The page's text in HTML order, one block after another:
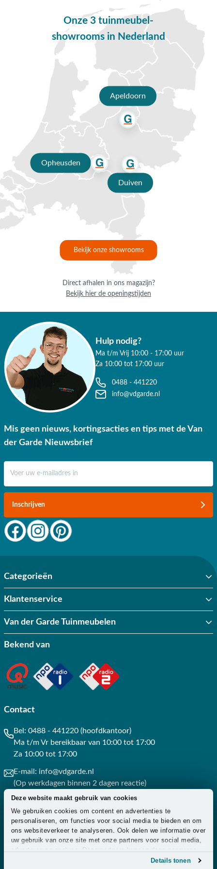
Deze website maakt gebruik van cookies
We gebruiken cookies om content en advertenties te
personaliseren, om functies voor social media te bieden en om
ons websiteverkeer te analyseren. Ook delen we informatie over
uw gebruik van onze site met onze partners voor social media,
adverteren en analyse. Deze partners kunnen deze gegevens
combineren met andere informatie die u aan ze heeft verstrekt
Details tonen
Opheusden, Duiven of Apeldoorn. Onze specialisten voorzien
je graag van een deskundig advies op maat.
Waarom kopen bij Van der Garde
tuinmeubelen?
✔ 80 jaar ervaring
✔ Persoonlijk advies van specialisten
✔ Gratis verzending vanaf €50,-
✔ Goede service
Onze 3 tuinmeubel-
showrooms in Nederland
Apeldoorn
Opheusden
Duiven
Bekijk onze showrooms
Direct afhalen in ons magazijn?
Bekijk hier de openingstijden
Hulp nodig?
Ma t/m Vrij 10:00 - 17:00 uur
Za 10:00 tot 17:00 uur
0488 - 441220
info@vdgarde.nl
Mis geen nieuws, kortingsacties en tips met de Van
der Garde Nieuwsbrief
Inschrijven
Categorieën
Klantenservice
Van der Garde Tuinmeubelen
Bekend van
Contact
Bel: 0488 - 441220 (hoofdkantoor)
Ma t/m Vr bereikbaar van 10:00 tot 17:00
Za 10:00 tot 17:00
E-mail: info@vdgarde.nl
(Op werkdagen binnen 2 dagen reactie)
Whatsapp: 0488441220
(Op werkdagen binnen 3 uur reactie)